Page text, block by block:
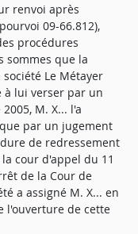
renvoi après
09-66.812),
procédures
sommes que la
Le Métayer
à lui verser par un
M. X... l'a
par un jugement
de redressement
cour d'appel du 11
de la Cour de
a assigné M. X... en
l'ouverture de cette